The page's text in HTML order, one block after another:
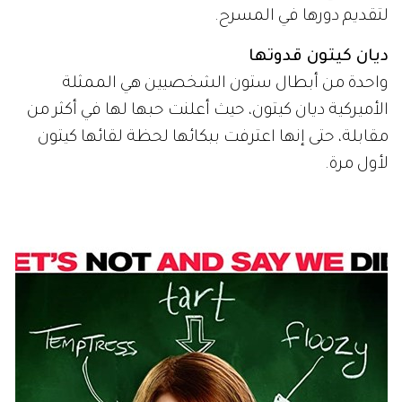
لتقديم دورها في المسرح.
ديان كيتون قدوتها
واحدة من أبطال ستون الشخصيين هي الممثلة
الأميركية ديان كيتون، حيث أعلنت حبها لها في أكثر من
مقابلة، حتى إنها اعترفت ببكائها لحظة لقائها كيتون
لأول مرة.